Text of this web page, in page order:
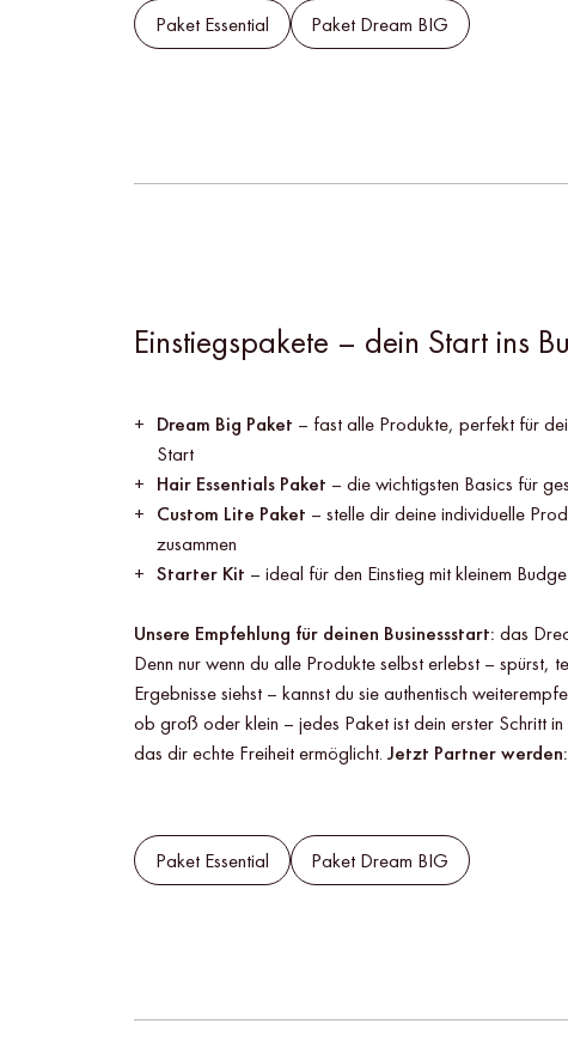
Paket Essential Paket Dream BIG
Einstiegspakete – dein Start ins
Dream Big Paket – fast alle Produkte, perfekt für
Start
Hair Essentials Paket – die wichtigsten Basics für
Custom Lite Paket – stelle dir deine individuelle
zusammen
Starter Kit – ideal für den Einstieg mit kleinem
Unsere Empfehlung für deinen Businessstart: das
Denn nur wenn du alle Produkte selbst erlebst – spürst,
Ergebnisse siehst – kannst du sie authentisch
ob groß oder klein – jedes Paket ist dein erster Schritt in
das dir echte Freiheit ermöglicht.Jetzt Partner werden:
Paket Essential Paket Dream BIG